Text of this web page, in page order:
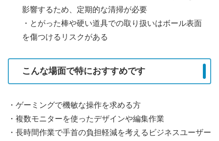
影響するため、定期的な清掃が必要
・とがった棒や硬い道具での取り扱いはボール表面
を傷つけるリスクがある
こんな場面で特におすすめです
・ゲーミングで機敏な操作を求める方
・複数モニターを使ったデザインや編集作業
・長時間作業で手首の負担軽減を考えるビジネスユーザー